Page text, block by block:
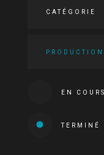
CATÉGORIE
PRODUCTION
EN COURS
TERMINÉ